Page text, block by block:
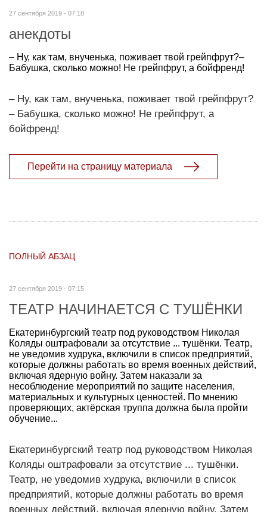
27 сентября 2019 - 07:18
анекдоты
– Ну, как там, внученька, поживает твой грейпфрут?–
Бабушка, сколько можно! Не грейпфрут, а бойфренд!
– Ну, как там, внученька, поживает твой грейпфрут?
– Бабушка, сколько можно! Не грейпфрут, а
бойфренд!
Перейти на страницу материала
ПОЛНЫЙ АБЗАЦ
27 сентября 2019 - 07:15
ТЕАТР НАЧИНАЕТСЯ С ТУШЁНКИ
Екатеринбургский театр под руководством Николая
Коляды оштрафовали за отсутствие ... тушёнки. Театр,
не уведомив худрука, включили в список предприятий,
которые должны работать во время военных действий,
включая ядерную войну. Затем наказали за
несоблюдение мероприятий по защите населения,
материальных и культурных ценностей. По мнению
проверяющих, актёрская труппа должна была пройти
обучение...
Екатеринбургский театр под руководством Николая
Коляды оштрафовали за отсутствие ... тушёнки.
Театр, не уведомив худрука, включили в список
предприятий, которые должны работать во время
военных действий, включая ядерную войну. Затем